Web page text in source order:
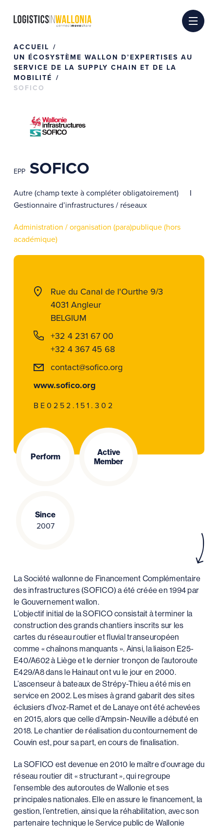
ACCUEIL
UN ÉCOSYSTÈME WALLON D’EXPERTISES AU
SERVICE DE LA SUPPLY CHAIN ET DE LA
MOBILITÉ
SOFICO
EPP SOFICO
Autre (champ texte à compléter obligatoirement)
Gestionnaire d’infrastructures / réseaux
Administration / organisation (para)publique (hors
académique)
Rue du Canal de l'Ourthe 9/3
4031 Angleur
BELGIUM
+32 4 231 67 00
+32 4 367 45 68
contact@sofico.org
www.sofico.org
BE0252.151.302
Perform
Active
Member
Since
2007
La Société wallonne de Financement Complémentaire
des infrastructures (SOFICO) a été créée en 1994 par
le Gouvernement wallon.
L’objectif initial de la SOFICO consistait à terminer la
construction des grands chantiers inscrits sur les
cartes du réseau routier et fluvial transeuropéen
comme « chaînons manquants ». Ainsi, la liaison E25-
E40/A602 à Liège et le dernier tronçon de l’autoroute
E429/A8 dans le Hainaut ont vu le jour en 2000.
L’ascenseur à bateaux de Strépy-Thieu a été mis en
service en 2002. Les mises à grand gabarit des sites
éclusiers d’lvoz-Ramet et de Lanaye ont été achevées
en 2015, alors que celle d’Ampsin-Neuville a débuté en
2018. Le chantier de réalisation du contournement de
Couvin est, pour sa part, en cours de finalisation.
La SOFICO est devenue en 2010 le maître d’ouvrage du
réseau routier dit « structurant », qui regroupe
l’ensemble des autoroutes de Wallonie et ses
principales nationales. Elle en assure le financement, la
gestion, l’entretien, ainsi que la réhabilitation, avec son
partenaire technique le Service public de Wallonie